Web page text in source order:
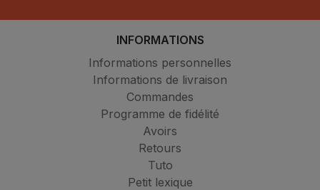
INFORMATIONS
Informations personnelles
Informations de livraison
Commandes
Programme de fidélité
Avoirs
Retours
Tuto
Petit lexique